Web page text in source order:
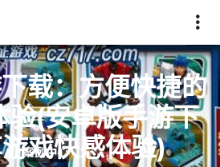
载：方便快捷的
验(安卓版手游下
戏快感体验)